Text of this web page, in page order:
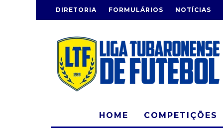
DIRETORIA FORMULÁRIOS NOTÍCIAS
HOME COMPETIÇÕES